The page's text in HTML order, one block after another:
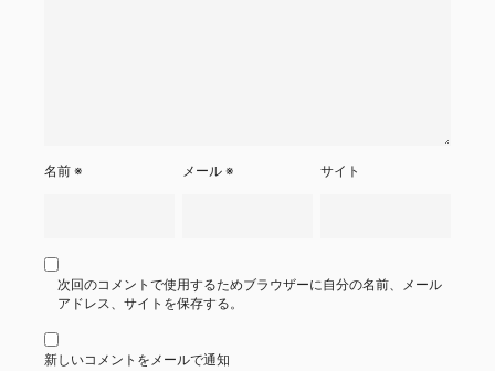
名前 ※ メール※ サイト
次回のコメントで使用するためブラウザーに自分の名前、メール
アドレス、サイトを保存する。
新しいコメントをメールで通知